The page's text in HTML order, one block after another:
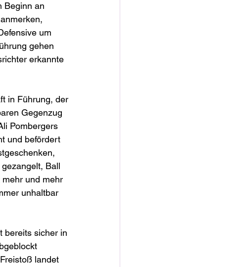
Beginn an
um
gehen
erkannte
in Führung, der
Gegenzug
Pombergers
und befördert
Ball
und mehr
unhaltbar
bereits sicher in
landet